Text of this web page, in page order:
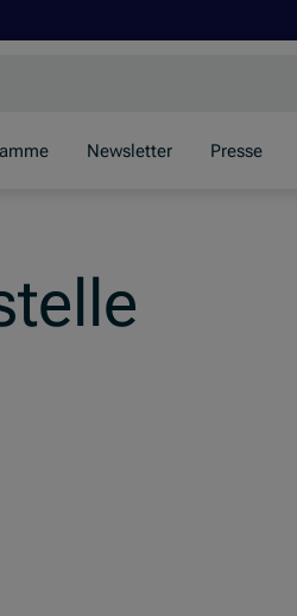
Newsletter Presse